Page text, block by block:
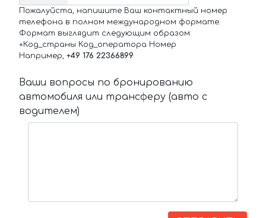
Пожалуйста, напишите Ваш контактный номер
телефона в полном международном формате.
Формат выглядит следующим образом:
+Код_страны Код_оператора Номер
Например, +49 176 22366899
Ваши вопросы по бронированию
автомобиля или трансферу (авто с
водителем)